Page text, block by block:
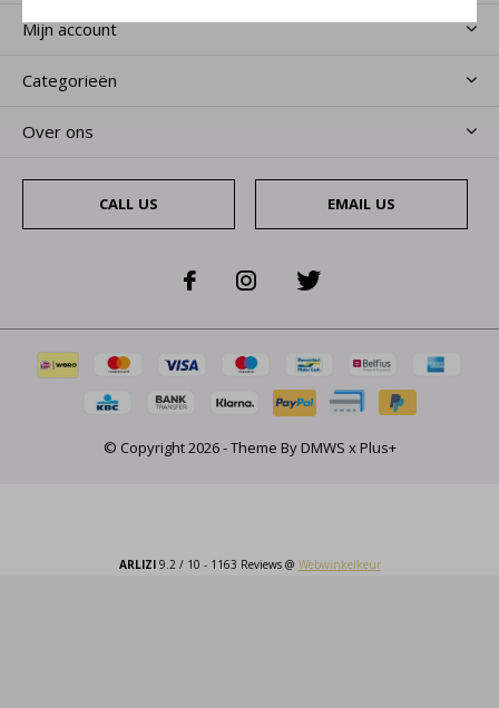
Mijn account
Categorieën
Over ons
CALL US EMAIL US
© Copyright2026- Theme ByDMWS x Plus+
ARLIZI9.2 / 10 - 1163 Reviews @ Webwinkelkeur